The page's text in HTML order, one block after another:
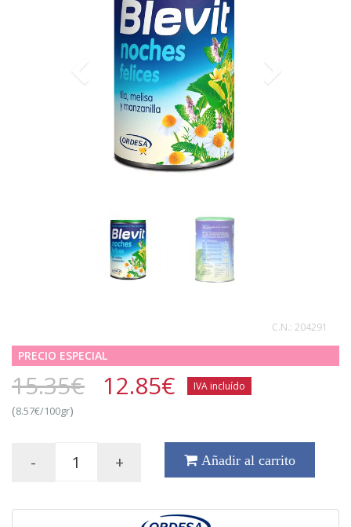
C.N.: 204291
PRECIO ESPECIAL
15.35€ 12.85€ IVA incluído
(8.57€/100gr)
- + Añadir al carrito